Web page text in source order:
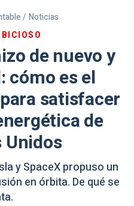
/ Noticias
de nuevo y
cómo es el
satisfacer
de
Unidos
y SpaceX propuso un
en órbita. De qué se